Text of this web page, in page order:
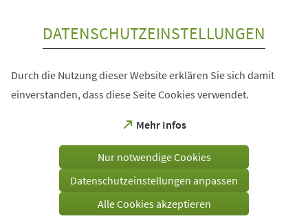
DATENSCHUTZEINSTELLUNGEN
Durch die Nutzung dieser Website erklären Sie sich damit
einverstanden, dass diese Seite Cookies verwendet.
Mehr Infos
(Öffnet
einem
Tab)
Nur notwendige Cookies
Datenschutzeinstellungen anpassen
Alle Cookies akzeptieren